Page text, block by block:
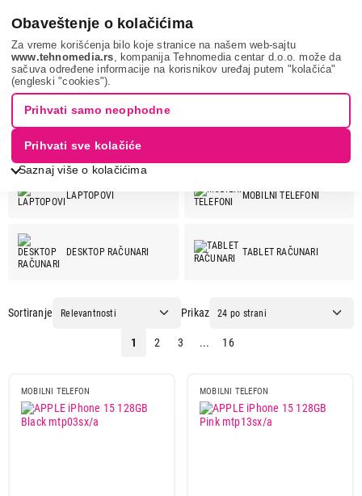
Obaveštenje o kolačićima
Za vreme korišćenja bilo koje stranice na našem web-sajtu
www.tehnomedia.rs , kompanija Tehnomedia centar d.o.o. može da
sačuva određene informacije na korisnikov uređaj putem "kolačića"
(engleski "cookies").
Saznaj više o kolačićima
Prihvati samo neophodne
Prihvati sve kolačiće
APPLE
APPLE
APPLE ponuda:
LAPTOPOVI MOBILNI TELEFONI
DESKTOP RAČUNARI TABLET RAČUNARI
PAMETNI SATOVI I
OPREMA ZA MOBILNE
TELEFONE
OPREMA ZA TABLET
RAČUNARE
Sortiranje Prikaz
1 2 3 ... 16
MOBILNI TELEFON MOBILNI TELEFON